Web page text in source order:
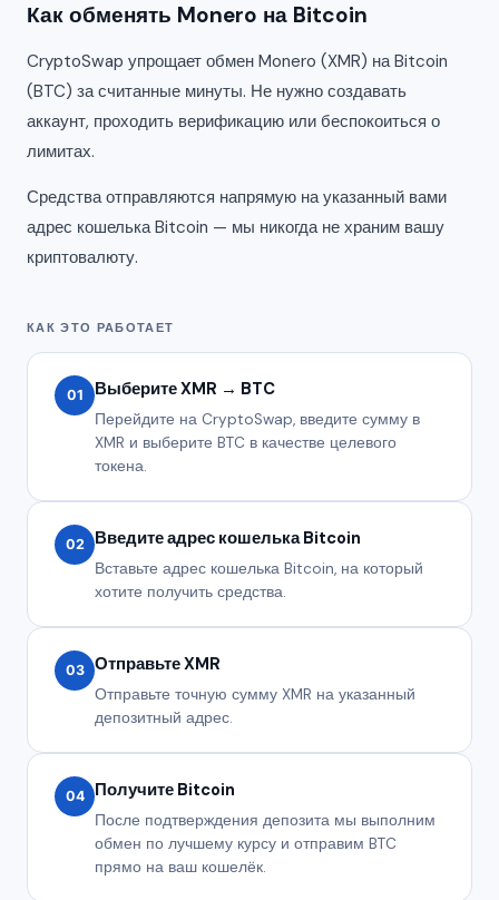
Как обменять Monero на Bitcoin
CryptoSwap упрощает обмен Monero (XMR) на Bitcoin
(BTC) за считанные минуты. Не нужно создавать
аккаунт, проходить верификацию или беспокоиться о
лимитах.
Средства отправляются напрямую на указанный вами
адрес кошелька Bitcoin — мы никогда не храним вашу
криптовалюту.
КАК ЭТО РАБОТАЕТ
01 Выберите XMR → BTC
Перейдите на CryptoSwap, введите сумму в
XMR и выберите BTC в качестве целевого
токена.
02 Введите адрес кошелька Bitcoin
Вставьте адрес кошелька Bitcoin, на который
хотите получить средства.
03 Отправьте XMR
Отправьте точную сумму XMR на указанный
депозитный адрес.
04 Получите Bitcoin
После подтверждения депозита мы выполним
обмен по лучшему курсу и отправим BTC
прямо на ваш кошелёк.